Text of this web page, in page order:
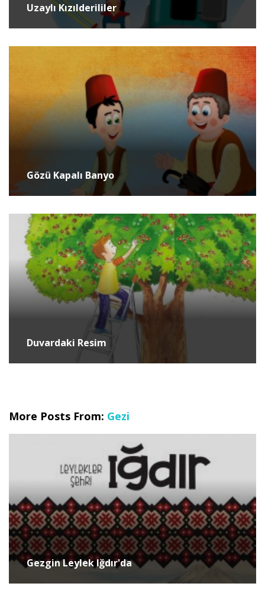
Uzaylı Kızılderililer
Gözü Kapalı Banyo
Duvardaki Resim
More Posts From: Gezi
Gezgin Leylek Iğdır'da